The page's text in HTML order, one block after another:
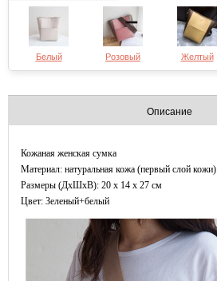
Белый Розовый Желтый
Описание
Кожаная женская сумка
Материал: натуральная кожа (первый слой кожи)
Размеры (ДxШхВ): 20 x 14 x 27 см
Цвет: Зеленый+белый